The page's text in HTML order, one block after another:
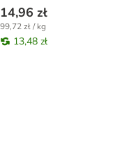
14,96 zł
99,72 zł / kg
13,48 zł